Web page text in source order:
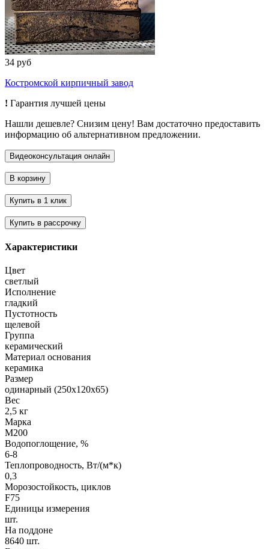
34 руб
Костромской кирпичный завод
! Гарантия лучшей цены
Нашли дешевле? Снизим цену! Вам достаточно предоставить
информацию об альтернативном предложении.
Характеристики
Цвет
светлый
Исполнение
гладкий
Пустотность
щелевой
Группа
керамический
Материал основания
керамика
Размер
одинарный (250х120х65)
Вес
2,5 кг
Марка
М200
Водопоглощение, %
6-8
Теплопроводность, Вт/(м*к)
0,3
Морозостойкость, циклов
F75
Единицы измерения
шт.
На поддоне
8640 шт.